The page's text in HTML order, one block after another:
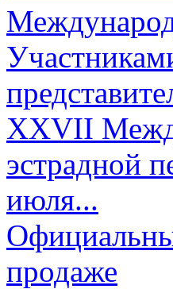
XXVII
эстрадной
июля...
продаже